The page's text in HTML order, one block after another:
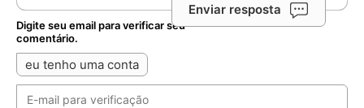
Enviar resposta
Digite seu email para verificar seu
comentário.
eu tenho uma conta